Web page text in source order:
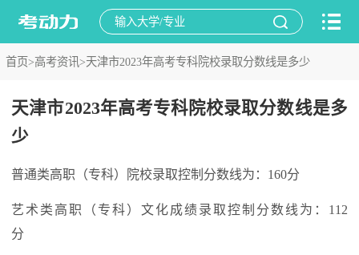
首页>高考资讯>天津市2023年高考专科院校录取分数线是多少
天津市2023年高考专科院校录取分数线是多
少
普通类高职（专科）院校录取控制分数线为：160分
艺术类高职（专科）文化成绩录取控制分数线为：112
分